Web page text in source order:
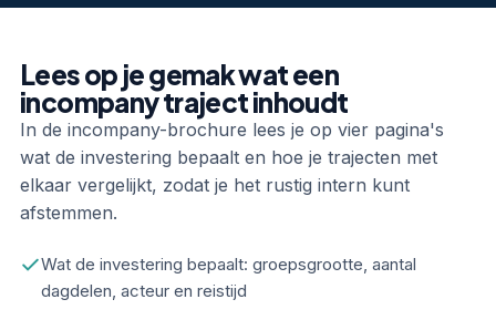
Lees op je gemak wat een
incompany traject inhoudt
In de incompany-brochure lees je op vier pagina's
wat de investering bepaalt en hoe je trajecten met
elkaar vergelijkt, zodat je het rustig intern kunt
afstemmen.
Wat de investering bepaalt: groepsgrootte, aantal
dagdelen, acteur en reistijd